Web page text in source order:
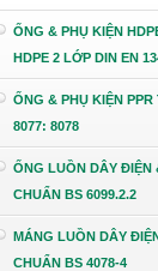
ỐNG & PHỤ KIỆN
HDPE 2 LỚP DIN EN
ỐNG & PHỤ KIỆN PPR
8077: 8078
ỐNG LUỒN DÂY ĐIỆN
CHUẨN BS 6099.2.2
MÁNG LUỒN DÂY
CHUẨN BS 4078-4